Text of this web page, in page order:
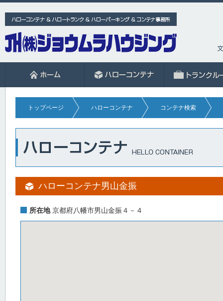
トップページ ハローコンテナ コンテナ検索
ハローコンテナ男山金振
所在地京都府八幡市男山金振４－４